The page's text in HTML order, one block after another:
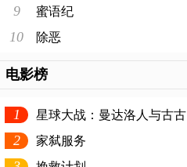
9 蜜语纪
10 除恶
电影榜
1 星球大战：曼达洛人与古古
2 家弑服务